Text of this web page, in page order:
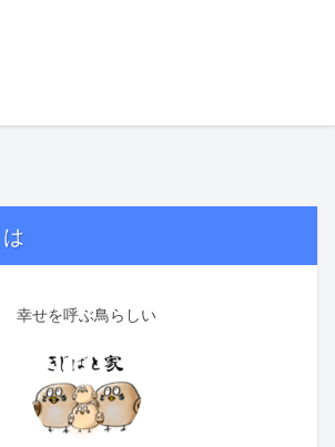
幸せを呼ぶ鳥らしい